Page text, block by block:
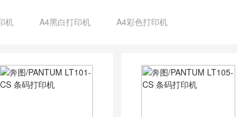
机 A4黑白打印机 A4彩色打印机